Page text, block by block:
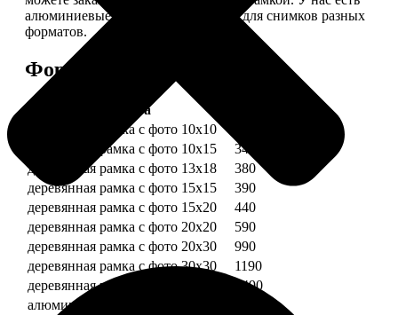
алюминиевые и деревянные рамки для снимков разных
форматов.
Форматы и цены
Услуга
деревянная рамка с фото 10х10
деревянная рамка с фото 10х15
340
деревянная рамка с фото 13х18
380
деревянная рамка с фото 15х15
390
деревянная рамка с фото 15х20
440
деревянная рамка с фото 20х20
590
деревянная рамка с фото 20х30
990
деревянная рамка с фото 30х30
1190
деревянная рамка с фото 30х40
1490
алюминиевая рамка с фото 10х15